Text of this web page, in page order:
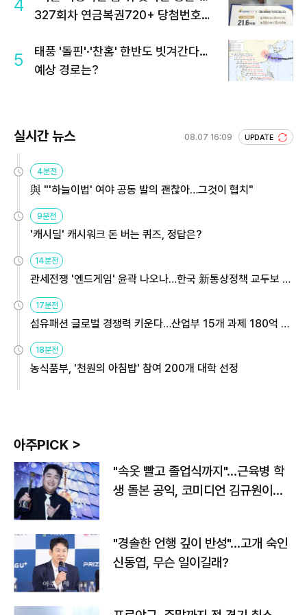
4
327회차 연금복권720+ 당첨번호조
5
태풍 '돌핀'·'찬홈' 한반도 빗겨간다…
예상 경로는?
실시간 뉴스 08.07 16:09 UPDATE
4분전
與 "'하늘이법' 여야 공동 발의 괜찮아…그것이 협치"
9분전
'캐시딜' 캐시워크 돈 버는 퀴즈, 정답은?
14분전
관세전쟁 '엔드게임' 윤곽 나오나…한국 新통상정책 교두보 활
용해야
17분전
섬유패션 글로벌 경쟁력 키운다…산업부 15개 과제 180억 지
원
18분전
농식품부, '천원의 아침밥' 참여 200개 대학 선정
아주PICK >
"속옷 빨고 졸업식까지"…근육병 학
생 돌본 공익, 코미디언 김규원이었
"경솔한 언행 깊이 반성"…고개 숙인
신동엽, 무슨 일이길래?